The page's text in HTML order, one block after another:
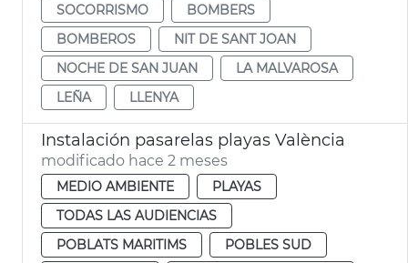
SOCORRISMO
BOMBERS
BOMBEROS
NIT DE SANT JOAN
NOCHE DE SAN JUAN
LA MALVAROSA
LEÑA
LLENYA
Instalación pasarelas playas València
modificado hace 2 meses
MEDIO AMBIENTE
PLAYAS
TODAS LAS AUDIENCIAS
POBLATS MARITIMS
POBLES SUD